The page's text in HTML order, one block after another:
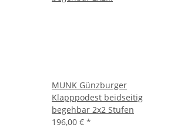
MUNK Günzburger
Klapppodest beidseitig
begehbar 2x2 Stufen
196,00 € *